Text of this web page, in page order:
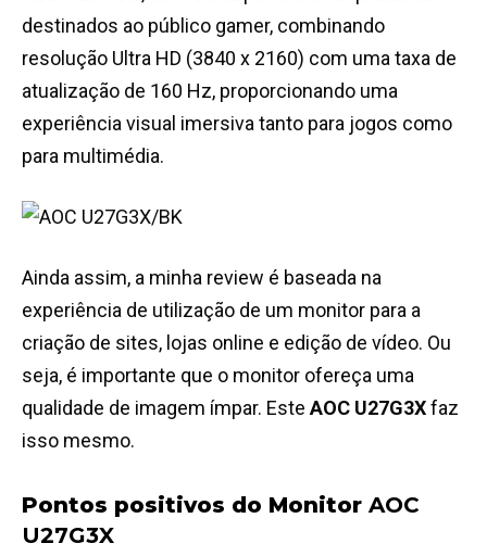
destinados ao público gamer, combinando
resolução Ultra HD (3840 x 2160) com uma taxa de
atualização de 160 Hz, proporcionando uma
experiência visual imersiva tanto para jogos como
para multimédia.
Ainda assim, a minha review é baseada na
experiência de utilização de um monitor para a
criação de sites, lojas online e edição de vídeo. Ou
seja, é importante que o monitor ofereça uma
qualidade de imagem ímpar. EsteAOC U27G3Xfaz
isso mesmo.
Pontos positivos do Monitor AOC
U27G3X